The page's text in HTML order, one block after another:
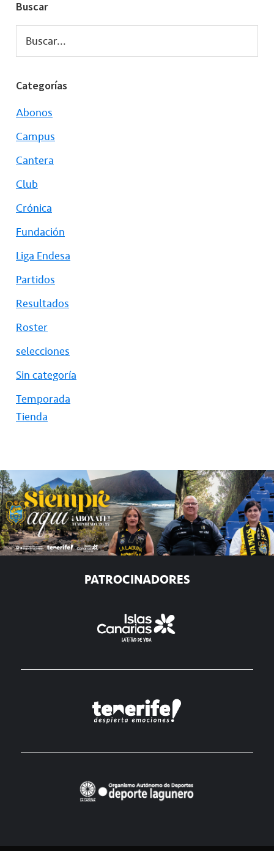
Buscar
Buscar...
Categorías
Abonos
Campus
Cantera
Club
Crónica
Fundación
Liga Endesa
Partidos
Resultados
Roster
selecciones
Sin categoría
Temporada
Tienda
PATROCINADORES